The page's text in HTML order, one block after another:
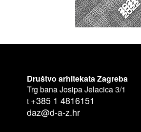
Društvo arhitekata Zagreba
Trg bana Josipa Jelacica 3/1
t +385 1 4816151
daz@d-a-z.hr